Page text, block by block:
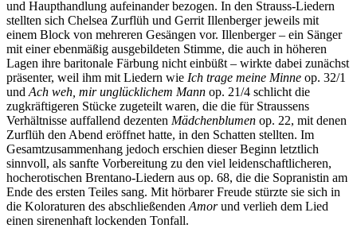
und Haupthandlung aufeinander bezogen. In den Strauss-Liedern
stellten sich Chelsea Zurflüh und Gerrit Illenberger jeweils mit
einem Block von mehreren Gesängen vor. Illenberger – ein Sänger
mit einer ebenmäßig ausgebildeten Stimme, die auch in höheren
Lagen ihre baritonale Färbung nicht einbüßt – wirkte dabei zunächst
präsenter, weil ihm mit Liedern wie Ich trage meine Minne op. 32/1
und Ach weh, mir unglücklichem Mann op. 21/4 schlicht die
zugkräftigeren Stücke zugeteilt waren, die die für Straussens
Verhältnisse auffallend dezenten Mädchenblumen op. 22, mit denen
Zurflüh den Abend eröffnet hatte, in den Schatten stellten. Im
Gesamtzusammenhang jedoch erschien dieser Beginn letztlich
sinnvoll, als sanfte Vorbereitung zu den viel leidenschaftlicheren,
hocherotischen Brentano-Liedern aus op. 68, die die Sopranistin am
Ende des ersten Teiles sang. Mit hörbarer Freude stürzte sie sich in
die Koloraturen des abschließenden Amorund verlieh dem Lied
einen sirenenhaft lockenden Tonfall.